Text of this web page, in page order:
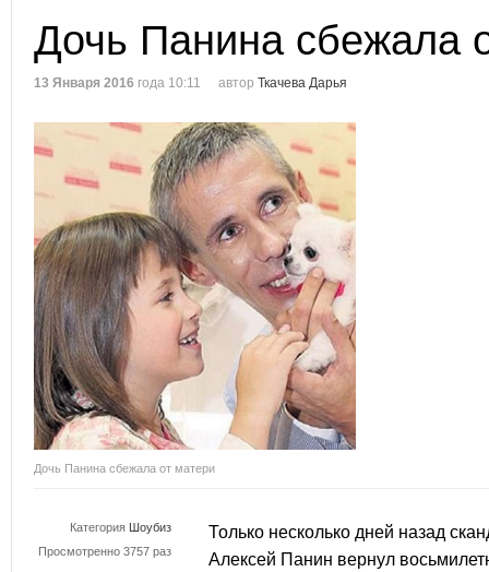
Дочь Панина сбежала
13 Января 2016 года 10:11 автор Ткачева Дарья
Дочь Панина сбежала от матери
Категория Шоубиз
Просмотренно 3757 раз
Только несколько дней назад
Алексей Панин вернул